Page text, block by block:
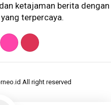
ketajaman berita dengan
terpercaya.
All right reserved